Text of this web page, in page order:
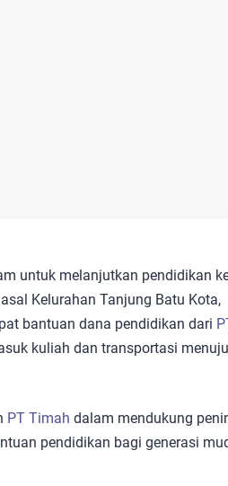
untuk melanjutkan pendidikan
Kelurahan Tanjung Batu Kota,
bantuan dana pendidikan dari
kuliah dan transportasi menuju
PT Timah dalam mendukung
pendidikan bagi generasi